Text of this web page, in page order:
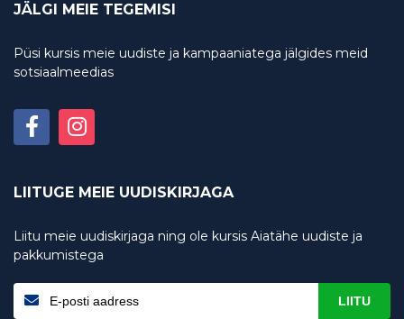
JÄLGI MEIE TEGEMISI
Püsi kursis meie uudiste ja kampaaniatega jälgides meid
sotsiaalmeedias
LIITUGE MEIE UUDISKIRJAGA
Liitu meie uudiskirjaga ning ole kursis Aiatähe uudiste ja
pakkumistega
LIITU